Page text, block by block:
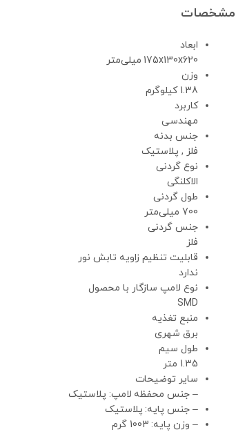
مشخصات
ابعاد
175x130x620 میلی‌متر
وزن
1.38 کیلوگرم
کاربرد
مهندسی
جنس بدنه
فلز , پلاستیک
نوع گردنی
الاکلنگی
طول گردنی
700 میلی‌متر
جنس گردنی
فلز
قابلیت تنظیم زاویه تابش نور
ندارد
نوع لامپ سازگار با محصول
SMD
منبع تغذیه
برق شهری
طول سیم
1.35 متر
سایر توضیحات
– جنس محفظه لامپ: پلاستیک
– جنس پایه: پلاستیک
– وزن پایه: 1003 گرم